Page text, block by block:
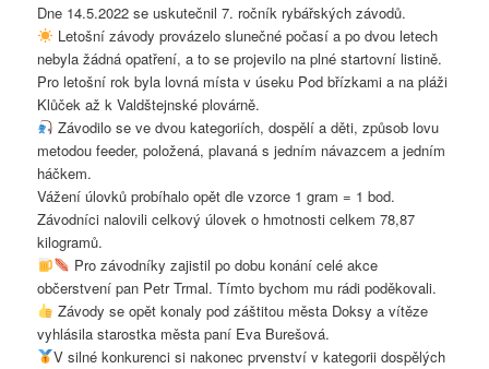
Dne 14.5.2022 se uskutečnil 7. ročník rybářských závodů.
Letošní závody provázelo slunečné počasí a po dvou letech
nebyla žádná opatření, a to se projevilo na plné startovní listině.
Pro letošní rok byla lovná místa v úseku Pod břízkami a na pláži
Klůček až k Valdštejnské plovárně.
Závodilo se ve dvou kategoriích, dospělí a děti, způsob lovu
metodou feeder, položená, plavaná s jedním návazcem a jedním
háčkem.
Vážení úlovků probíhalo opět dle vzorce 1 gram = 1 bod.
Závodníci nalovili celkový úlovek o hmotnosti celkem 78,87
kilogramů.
Pro závodníky zajistil po dobu konání celé akce
občerstvení pan Petr Trmal. Tímto bychom mu rádi poděkovali.
Závody se opět konaly pod záštitou města Doksy a vítěze
vyhlásila starostka města paní Eva Burešová.
V silné konkurenci si nakonec prvenství v kategorii dospělých